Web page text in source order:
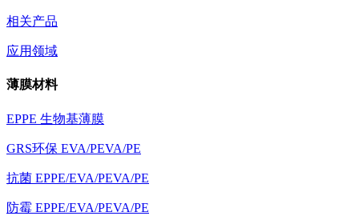
相关产品
应用领域
薄膜材料
EPPE 生物基薄膜
GRS环保 EVA/PEVA/PE
抗菌 EPPE/EVA/PEVA/PE
防霉 EPPE/EVA/PEVA/PE